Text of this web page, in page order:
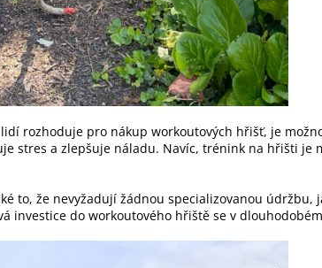
rozhoduje pro nákup workoutových hřišť, je
stres a zlepšuje náladu. Navíc, trénink na hřišti je
to, že nevyžadují žádnou specializovanou
investice do workoutového hřiště se v